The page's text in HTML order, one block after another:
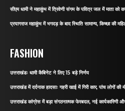
सीएम धामी ने महाकुंभ में त्रिवेणी संगम के पवित्र जल में माता को
प्रयागराज महाकुंभ में भगदड़ के बाद स्थिति सामान्य, किच्छा की
FASHION
उत्तराखंडः धामी कैबिनेट ने लिए 15 बड़े निर्णय
उत्तराखंड में दर्दनाक हादसाः गहरी खाई में गिरी कार, पांच लोगों की
उत्तराखंड कांग्रेस में बड़ा संगठनात्मक फेरबदल, नई कार्यकारिणी